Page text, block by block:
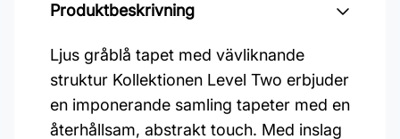
Produktbeskrivning
Ljus gråblå tapet med vävliknande
struktur Kollektionen Level Two erbjuder
en imponerande samling tapeter med en
återhållsam, abstrakt touch. Med inslag